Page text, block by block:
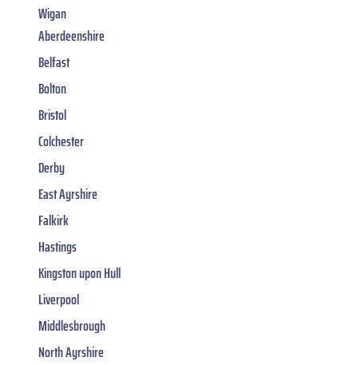
Wigan
Aberdeenshire
Belfast
Bolton
Bristol
Colchester
Derby
East Ayrshire
Falkirk
Hastings
Kingston upon Hull
Liverpool
Middlesbrough
North Ayrshire